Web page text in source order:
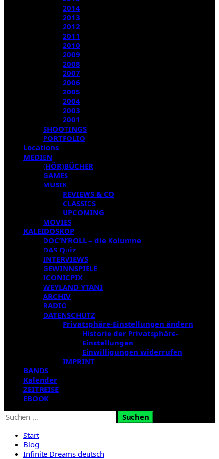
2014
2013
2012
2011
2010
2009
2008
2007
2006
2005
2004
2003
2001
SHOOTINGS
PORTFOLIO
Locations
MEDIEN
(HÖR)BÜCHER
GAMES
MUSIK
REVIEWS & CO
CLASSICS
UPCOMING
MOVIES
KALEIDOSKOP
DOC’N’ROLL – die Kolumne
DAS Quiz
INTERVIEWS
GEWINNSPIELE
ICONICPIX
WEYLAND YTANI
ARCHIV
RADIO
DATENSCHUTZ
Privatsphäre-Einstellungen ändern
Historie der Privatsphäre-
Einstellungen
Einwilligungen widerrufen
IMPRINT
BANDS
Kalender
ZEITREISE
EBOOK
Suchen
nach:
Start
Blog
Infinite Dreams deutsch